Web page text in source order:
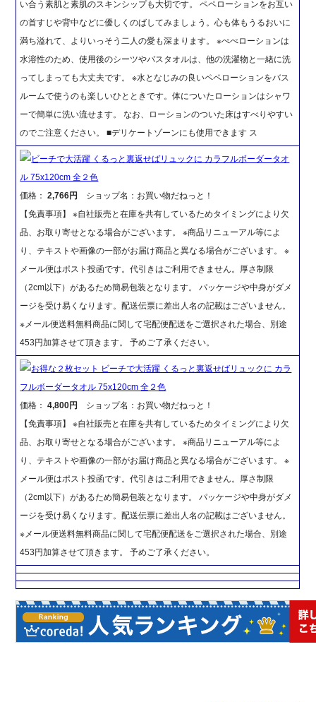
い合う素肌と素肌のスキンシップも大切です。 ペペローションをお互い
の首すじや背中などに優しくのばしてみましょう。心も体もうるおいに
満ち溢れて、よりいっそう二人の愛も深まります。 ※ぺぺローションは
水溶性のため、使用後のシーツやバスタオルは、他の洗濯物と一緒に洗
ってしまっても大丈夫です。 ※水となじみの良いペペローションをバス
ルームで使うのも楽しいひとときです。体についたローションはシャワ
ーで簡単に洗い流せます。 なお、ローションのついた床はすべりやすい
のでご注意ください。 ■デリケートゾーンにも使用できます ス
ビーチで大活躍 くるっと裏返せばリュックに カラフルボーダータオ
ル 75x120cm 全２色
価格：2,766円
ショップ名：お買い物だねっと！
【免責事項】 ※自社販売と在庫を共有しているためタイミングにより欠
品、お取り寄せとなる場合がございます。 ※商品リニューアル等によ
り、テキストや画像の一部がお届け商品と異なる場合がございます。 ※
メール便はポスト投函です。代引きはご利用できません。厚さ制限
（2cm以下）があるため簡易包装となります。 パッケージや中身がダメ
ージを受け易くなります。配送伝票に差出人名の記載はございません。
※メール便送料無料商品に関して宅配便配送をご選択された場合、別途
453円加算させて頂きます。 予めご了承ください。
お得な２枚セット ビーチで大活躍 くるっと裏返せばリュックに カラ
フルボーダータオル 75x120cm 全２色
価格：4,800円
ショップ名：お買い物だねっと！
【免責事項】 ※自社販売と在庫を共有しているためタイミングにより欠
品、お取り寄せとなる場合がございます。 ※商品リニューアル等によ
り、テキストや画像の一部がお届け商品と異なる場合がございます。 ※
メール便はポスト投函です。代引きはご利用できません。厚さ制限
（2cm以下）があるため簡易包装となります。 パッケージや中身がダメ
ージを受け易くなります。配送伝票に差出人名の記載はございません。
※メール便送料無料商品に関して宅配便配送をご選択された場合、別途
453円加算させて頂きます。 予めご了承ください。